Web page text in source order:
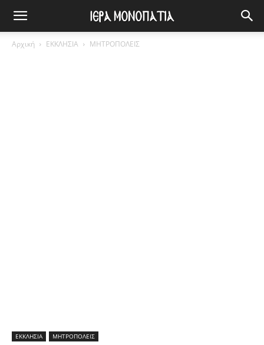
Αρχική ΕΚΚΛΗΣΙΑ ΜΗΤΡΟΠΟΛΕΙΣ
ΕΚΚΛΗΣΙΑ ΜΗΤΡΟΠΟΛΕΙΣ